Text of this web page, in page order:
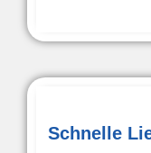
Schnelle